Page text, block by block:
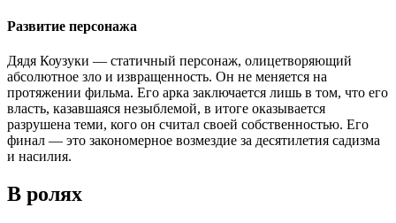
Развитие персонажа
Дядя Коузуки — статичный персонаж, олицетворяющий
абсолютное зло и извращенность. Он не меняется на
протяжении фильма. Его арка заключается лишь в том, что его
власть, казавшаяся незыблемой, в итоге оказывается
разрушена теми, кого он считал своей собственностью. Его
финал — это закономерное возмездие за десятилетия садизма
и насилия.
В ролях